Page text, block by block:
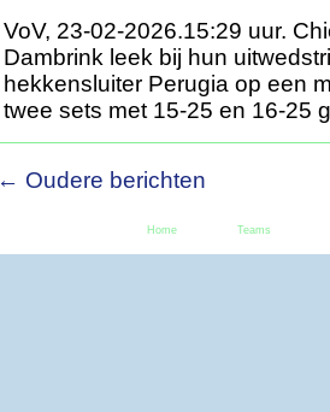
VoV, 23-02-2026.15:29 uur.
Dambrink leek bij hun
hekkensluiter Perugia op een
twee sets met 15-25 en 16-
← Oudere berichten
Home Teams